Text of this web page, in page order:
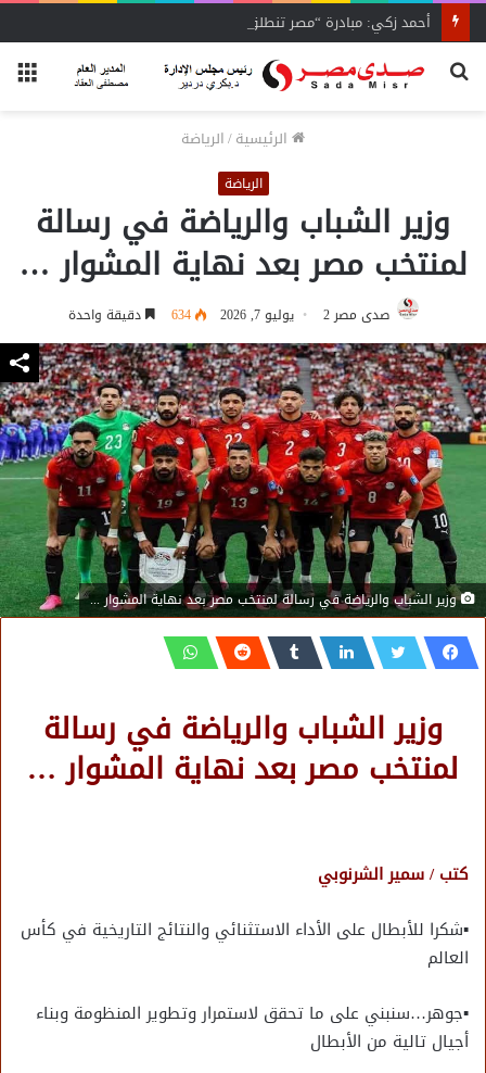
أحمد زكي: مبادرة “مصر تنطلق بالتصدير”
بحث
الرئيسية/الرياضة
الرياضة
وزير الشباب والرياضة في رسالة
لمنتخب مصر بعد نهاية المشوار …
صدى مصر 2 يوليو 7, 2026 634 دقيقة واحدة
وزير الشباب والرياضة في رسالة لمنتخب مصر بعد نهاية المشوار ...
وزير الشباب والرياضة في رسالة
لمنتخب مصر بعد نهاية المشوار …
كتب / سمير الشرنوبي
▪︎شكرا للأبطال على الأداء الاستثنائي والنتائج التاريخية في كأس
العالم
▪︎جوهر…سنبني على ما تحقق لاستمرار وتطوير المنظومة وبناء
أجيال تالية من الأبطال